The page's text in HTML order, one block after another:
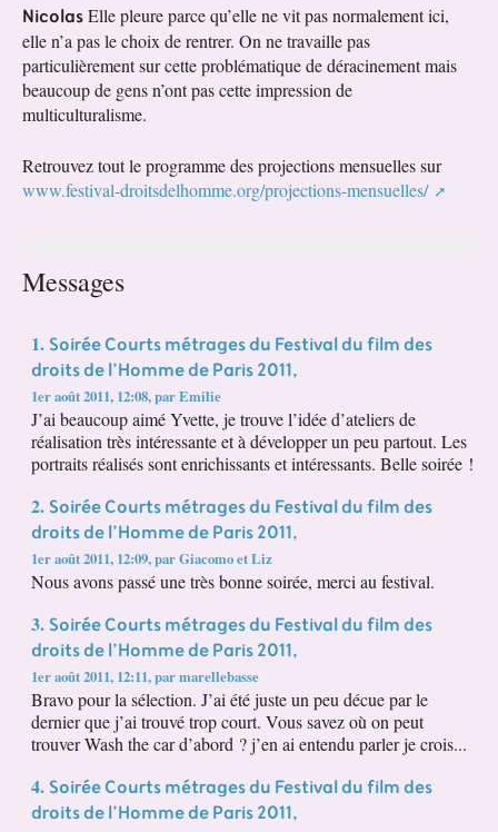
NicolasElle pleure parce qu’elle ne vit pas normalement ici,
elle n’a pas le choix de rentrer. On ne travaille pas
particulièrement sur cette problématique de déracinement mais
beaucoup de gens n’ont pas cette impression de
multiculturalisme.
Retrouvez tout le programme des projections mensuelles sur
www.festival-droitsdelhomme.org/projections-mensuelles/
Messages
1. Soirée Courts métrages du Festival du film des
droits de l’Homme de Paris 2011,
1er août 2011, 12:08,parEmilie
J’ai beaucoup aimé Yvette, je trouve l’idée d’ateliers de
réalisation très intéressante et à développer un peu partout. Les
portraits réalisés sont enrichissants et intéressants. Belle soirée !
2. Soirée Courts métrages du Festival du film des
droits de l’Homme de Paris 2011,
1er août 2011, 12:09,parGiacomo et Liz
Nous avons passé une très bonne soirée, merci au festival.
3. Soirée Courts métrages du Festival du film des
droits de l’Homme de Paris 2011,
1er août 2011, 12:11,parmarellebasse
Bravo pour la sélection. J’ai été juste un peu décue par le
dernier que j’ai trouvé trop court. Vous savez où on peut
trouver Wash the car d’abord ? j’en ai entendu parler je crois...
4. Soirée Courts métrages du Festival du film des
droits de l’Homme de Paris 2011,